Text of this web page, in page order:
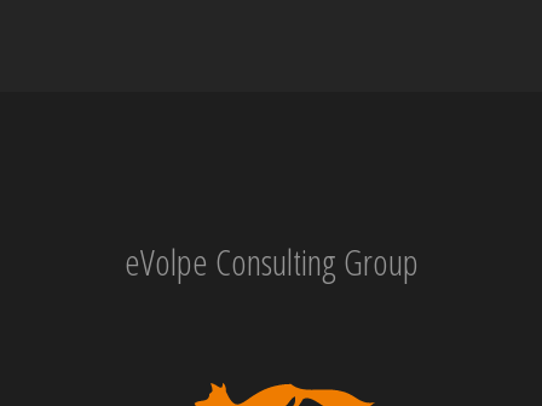
eVolpe Consulting Group